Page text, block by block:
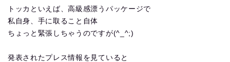
トッカといえば、高級感漂うパッケージで
私自身、手に取ること自体
ちょっと緊張しちゃうのですが(^_^;)
発表されたプレス情報を見ていると